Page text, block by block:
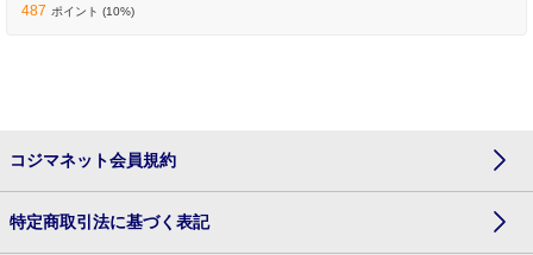
487 ポイント (10%)
コジマネット会員規約
特定商取引法に基づく表記